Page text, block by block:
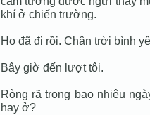
khí ở chiến trường.
Họ đã đi rồi. Chân trời bình
Bây giờ đến lượt tôi.
Ròng rã trong bao nhiêu
hay ở?